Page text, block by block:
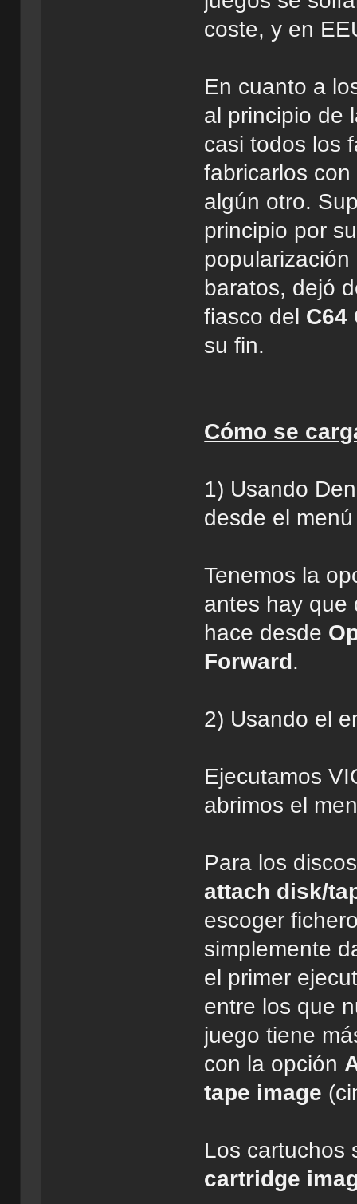
coste, y en
En cuanto a
al principio de
casi todos los
fabricarlos
algún otro.
principio por
baratos, dejó
fiasco del C64
su fin.
Cómo se
1) Usando
desde el
Tenemos la
antes hay que
hace desde
Forward.
2) Usando el
Ejecutamos
abrimos el
Para los
attach disk/
escoger
simplemente
el primer
entre los que
juego tiene
con la opción
tape image
Los cartuchos
cartridge